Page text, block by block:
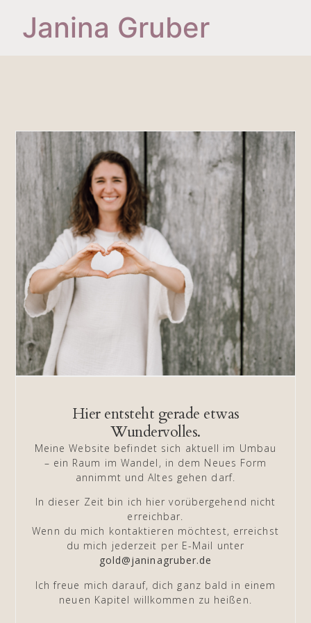
Janina Gruber
Hier entsteht gerade etwas
Wundervolles.
Meine Website befindet sich aktuell im Umbau
– ein Raum im Wandel, in dem Neues Form
annimmt und Altes gehen darf.
In dieser Zeit bin ich hier vorübergehend nicht
erreichbar.
Wenn du mich kontaktieren möchtest, erreichst
du mich jederzeit per E-Mail unter
gold@janinagruber.de
Ich freue mich darauf, dich ganz bald in einem
neuen Kapitel willkommen zu heißen.